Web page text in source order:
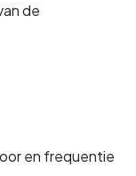
de
en frequentie